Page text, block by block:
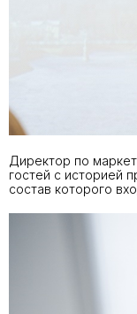
Директор по
гостей с историей
состав которого